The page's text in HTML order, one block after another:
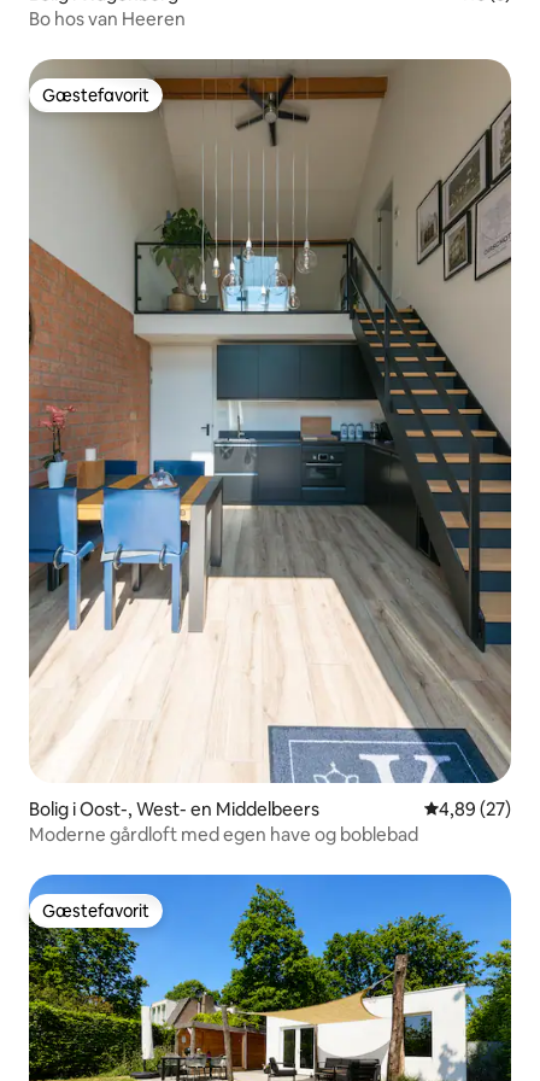
Bo hos van Heeren
Gæstefavorit
Gæstefavorit
Bolig i Oost-, West- en Middelbeers 4,89 ud af 5 i
4,89 (27)
Moderne gårdloft med egen have og boblebad
Gæstefavorit
Gæstefavorit